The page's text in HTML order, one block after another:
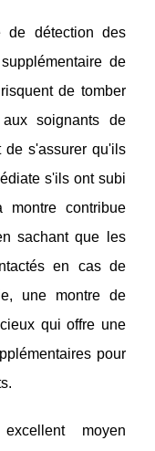
de détection des
de
de tomber
soignants de
de s'assurer qu'ils
s'ils ont subi
contribue
sachant que les
en cas de
une montre de
qui offre une
pour
moyen